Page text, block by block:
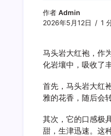
作者 Admin
2026年5月12日
1
马头岩大红袍，作
化岩壤中，吸收了
首先，马头岩大红
雅的花香，随后会
其次，它的口感极
甜，生津迅速。这